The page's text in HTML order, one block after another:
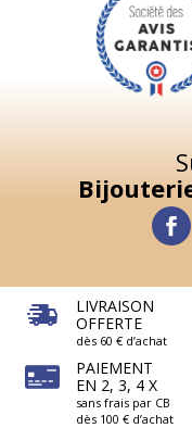
LIVRAISON
OFFERTE
dès 60 € d’achat
PAIEMENT
EN 2, 3, 4 X
sans frais par CB
dès 100 € d’achat